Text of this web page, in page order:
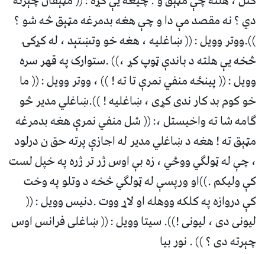
دي ؟ نه مقصد مې دا و چې هغه بدمرغه مټېق څه شو ؟
)).ووتر وویل : (( ښاغلیه ، هغه خو وتښتېد ، له کړکۍ
څخه یې هلته د باندې ټوپ کړ ،)) .ستوارک په قهر سره
وویل : (( پینځه منفي نمرې تا ته ! )) ، ووتر وویل : (( ما
خو کوم بد کار ندی کړی ، ښاغلیه ! )).ښاغلي مدیر څو
ګامه شا ته واخیستل ،: (( شل منفي نمرې هغه بدمرغه
مټېق ته ! هغه د ښاغلي مدیر له اجازې پرته حق ن درلود
، چې له ټولګي ووځي ، زه بې اوس ژر تر ژره په خپل لست
کې ولیکم .))او ورپسې له ټولګي څخه د وتلو په وخت
کې دروازه په کلکه ووهله او لاړ ووت .دنیس وویل : ((
لیونی دی ، لیونی !)). سیتا وویل : (( ښاغلی فرانس اوس
چېرته دی ؟ )) . نور بیا